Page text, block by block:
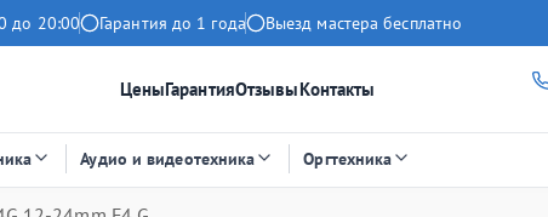
до 20:00 Гарантия до 1 года Выезд мастера бесплатно
ЦеныГарантияОтзывыКонтакты
Аудио и видеотехника Оргтехника